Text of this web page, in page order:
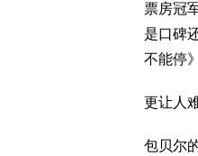
票房冠
是口碑
不能停
更让人
包贝尔